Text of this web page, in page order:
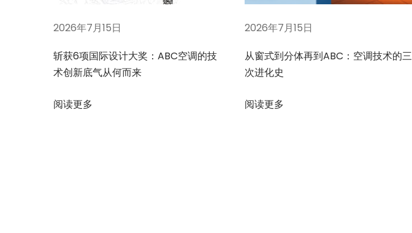
控
制
辐
供
2026年7月15日
斩获6项国际设计大奖：ABC空调的技
术创新底气从何而来
阅读更多
2026年7月15日
从窗式到分体再到ABC：空调技术的三
次进化史
阅读更多